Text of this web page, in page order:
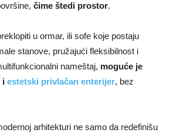
čime štedi prostor.
u ormar, ili sofe koje postaju
stanove, pružajući fleksibilnost i
nameštaj, moguće je
i estetski privlačan enterijer, bez
arhitekturi ne samo da redefinišu